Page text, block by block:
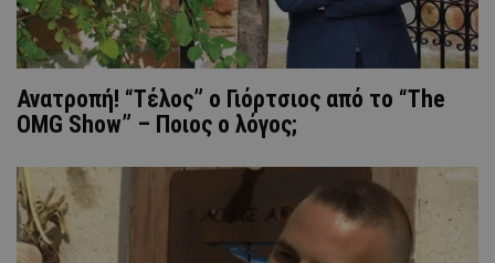
Ανατροπή! “Τέλος” ο Γιόρτσιος από το “The
OMG Show” – Ποιος ο λόγος;